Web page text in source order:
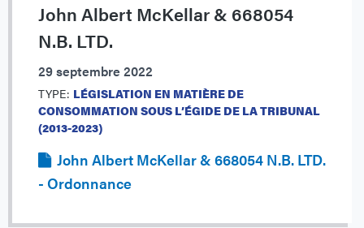
John Albert McKellar & 668054
N.B. LTD.
29 septembre 2022
TYPE: LÉGISLATION EN MATIÈRE DE
CONSOMMATION SOUS L’ÉGIDE DE LA TRIBUNAL
(2013-2023)
John Albert McKellar & 668054 N.B. LTD.
- Ordonnance